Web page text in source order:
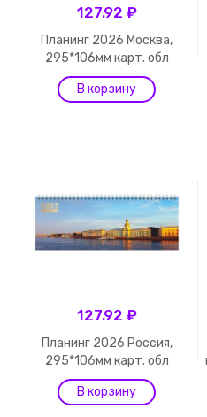
127.92 ₽
Планинг 2026 Москва,
295*106мм карт. обл
127.92 ₽
Планинг 2026 Россия,
295*106мм карт. обл